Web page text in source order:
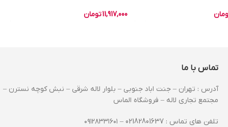
MODULE ظرفیت ۳۲ گیگابایت
11,917,000تومان
تماس با ما
آدرس : تهران – جنت اباد جنوبی – بلوار لاله شرقی – نبش کوچه نسترن –
مجتمع تجاری لاله – فروشگاه الماس
تلفن های تماس : 02182801637 – ۰۹۱۲۸۳۳۱۶۰۱